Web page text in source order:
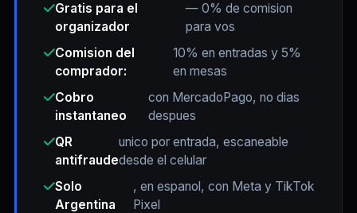
Gratis para el
organizador
— 0% de comision
para vos
Comision del
comprador:
10% en entradas y 5%
en mesas
Cobro
instantaneo
con MercadoPago, no dias
despues
QR
antifraude
unico por entrada, escaneable
desde el celular
Solo
Argentina
, en espanol, con Meta y TikTok
Pixel